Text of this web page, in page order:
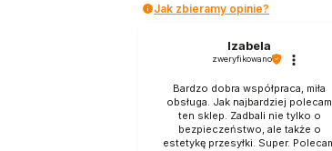
Jak zbieramy opinie?
Izabela
zweryfikowano
Bardzo dobra współpraca, miła
obsługa. Jak najbardziej polecam
ten sklep. Zadbali nie tylko o
bezpieczeństwo, ale także o
estetykę przesyłki. Super.